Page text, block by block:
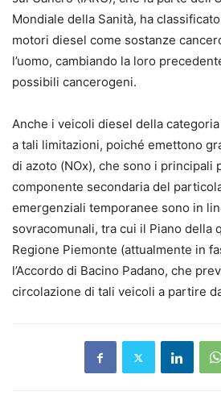
Mondiale della Sanità, ha
motori diesel come sostanze
l’uomo, cambiando la loro
possibili cancerogeni.
Anche i veicoli diesel della
a tali limitazioni, poiché emettono
di azoto (NOx), che sono i principali
componente secondaria del
emergenziali temporanee sono in
sovracomunali, tra cui il Piano della
Regione Piemonte (attualmente in
l’Accordo di Bacino Padano, che
circolazione di tali veicoli a partire